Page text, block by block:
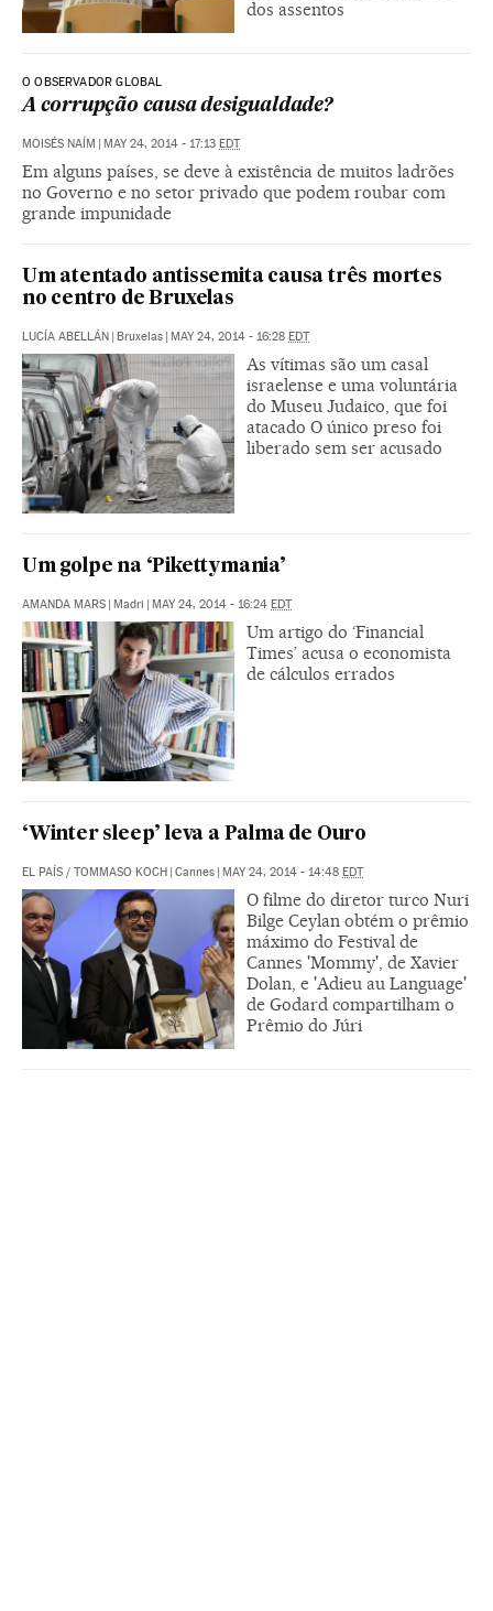
dos assentos
O OBSERVADOR GLOBAL
A corrupção causa desigualdade?
MOISÉS NAÍM | MAY 24, 2014 - 17:13 EDT
Em alguns países, se deve à existência de muitos ladrões
no Governo e no setor privado que podem roubar com
grande impunidade
Um atentado antissemita causa três mortes
no centro de Bruxelas
LUCÍA ABELLÁN | Bruxelas | MAY 24, 2014 - 16:28 EDT
As vítimas são um casal
israelense e uma voluntária
do Museu Judaico, que foi
atacado O único preso foi
liberado sem ser acusado
Um golpe na ‘Pikettymania’
AMANDA MARS | Madri | MAY 24, 2014 - 16:24 EDT
Um artigo do ‘Financial
Times’ acusa o economista
de cálculos errados
‘Winter sleep’ leva a Palma de Ouro
EL PAÍS / TOMMASO KOCH | Cannes | MAY 24, 2014 - 14:48 EDT
O filme do diretor turco Nuri
Bilge Ceylan obtém o prêmio
máximo do Festival de
Cannes 'Mommy', de Xavier
Dolan, e 'Adieu au Language'
de Godard compartilham o
Prêmio do Júri